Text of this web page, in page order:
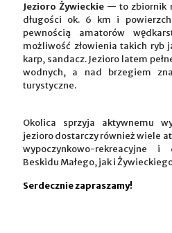
Jezioro Żywieckie — to zbiornik
długości ok. 6 km i
pewnością amatorów
możliwość złowienia takich ryb
karp, sandacz. Jezioro latem
wodnych, a nad brzegiem
turystyczne.
Okolica sprzyja aktywnemu
jezioro dostarczy również wiele
wypoczynkowo-rekreacyjne
Beskidu Małego, jak i
Serdecznie zapraszamy!